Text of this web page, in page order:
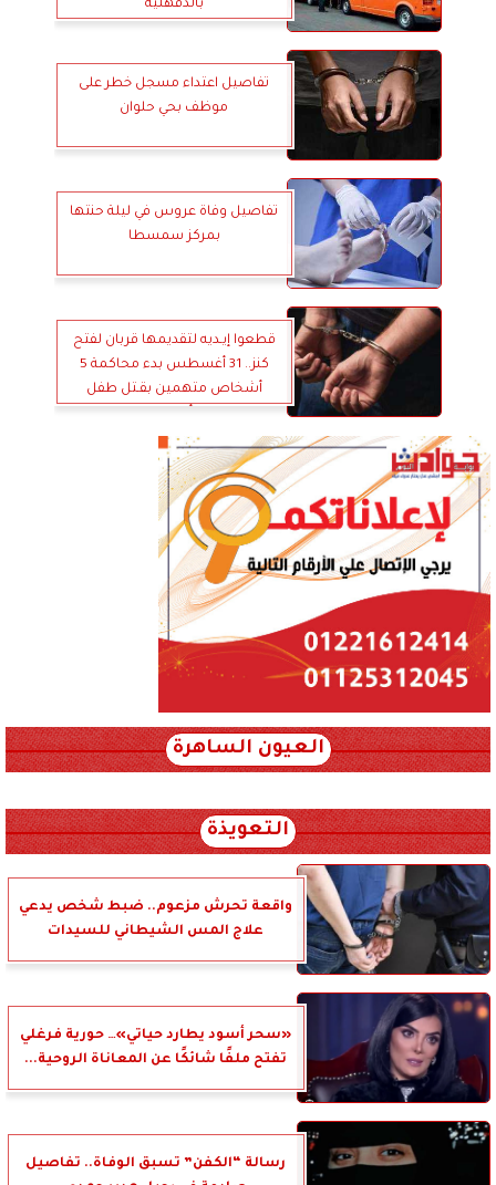
بالدقهلية
تفاصيل اعتداء مسجل خطر على
موظف بحي حلوان
تفاصيل وفاة عروس في ليلة حنتها
بمركز سمسطا
قطعوا إيـديه لتقديمها قربان لفتح
كنز.. 31 أغسطس بدء محاكمة 5
أشخاص متهمين بقـتل طفل
العيون الساهرة
التعويذة
واقعة تحرش مزعوم.. ضبط شخص يدعي
علاج المس الشيطاني للسيدات
«سحر أسود يطارد حياتي»… حورية فرغلي
تفتح ملفًا شائكًا عن المعاناة الروحية...
رسالة “الكفن” تسبق الوفاة.. تفاصيل